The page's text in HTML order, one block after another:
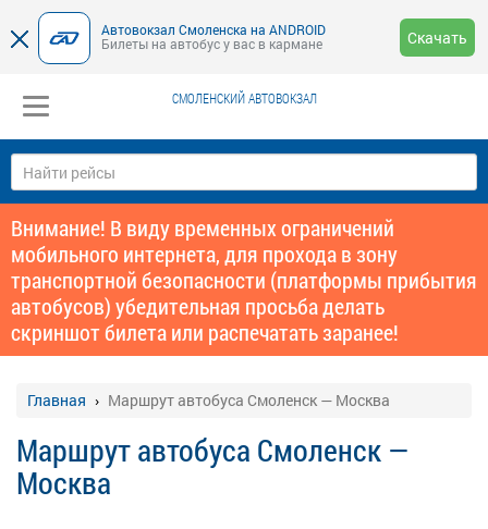
Автовокзал Смоленска на ANDROID
Билеты на автобус у вас в кармане
Скачать
СМОЛЕНСКИЙ АВТОВОКЗАЛ
Внимание! В виду временных ограничений
мобильного интернета, для прохода в зону
транспортной безопасности (платформы прибытия
автобусов) убедительная просьба делать
скриншот билета или распечатать заранее!
Главная Маршрут автобуса Смоленск — Москва
Маршрут автобуса Смоленск —
Москва